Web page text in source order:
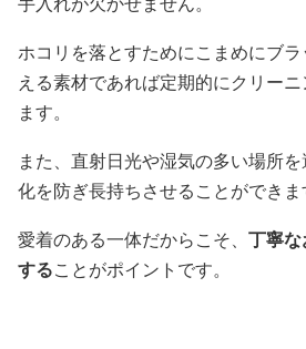
ホコリを落とすためにこまめにブ
える素材であれば定期的にクリー
ます。
また、直射日光や湿気の多い場所
化を防ぎ長持ちさせることができま
愛着のある一体だからこそ、 丁寧
することがポイントです。